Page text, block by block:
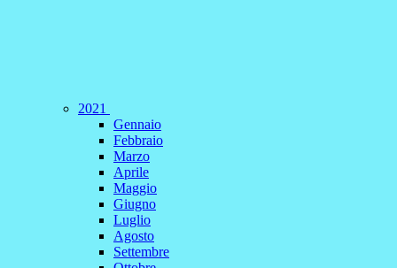
2021
Gennaio
Febbraio
Marzo
Aprile
Maggio
Giugno
Luglio
Agosto
Settembre